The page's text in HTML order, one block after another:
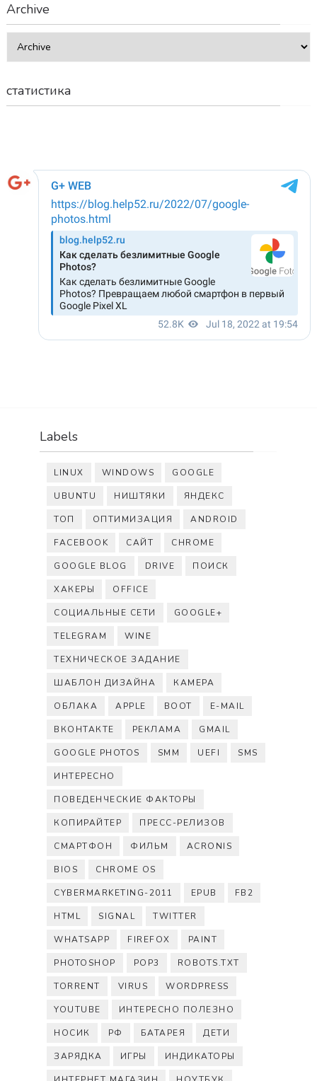
Archive
статистика
Labels
LINUX WINDOWS GOOGLE
UBUNTU НИШТЯКИ ЯНДЕКС
ТОП ОПТИМИЗАЦИЯ ANDROID
FACEBOOK САЙТ CHROME
GOOGLE BLOG DRIVE ПОИСК
ХАКЕРЫ OFFICE
СОЦИАЛЬНЫЕ СЕТИ GOOGLE+
TELEGRAM WINE
ТЕХНИЧЕСКОЕ ЗАДАНИЕ
ШАБЛОН ДИЗАЙНА КАМЕРА
ОБЛАКА APPLE BOOT E-MAIL
ВКОНТАКТЕ РЕКЛАМА GMAIL
GOOGLE PHOTOS SMM UEFI SMS
ИНТЕРЕСНО
ПОВЕДЕНЧЕСКИЕ ФАКТОРЫ
КОПИРАЙТЕР ПРЕСС-РЕЛИЗОВ
СМАРТФОН ФИЛЬМ ACRONIS
BIOS CHROME OS
CYBERMARKETING-2011 EPUB FB2
HTML SIGNAL TWITTER
WHATSAPP FIREFOX PAINT
PHOTOSHOP POP3 ROBOTS.TXT
TORRENT VIRUS WORDPRESS
YOUTUBE ИНТЕРЕСНО ПОЛЕЗНО
НОСИК РФ БАТАРЕЯ ДЕТИ
ЗАРЯДКА ИГРЫ ИНДИКАТОРЫ